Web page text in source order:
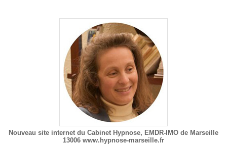
Nouveau site internet du Cabinet Hypnose, EMDR-IMO de Marseille
13006 www.hypnose-marseille.fr